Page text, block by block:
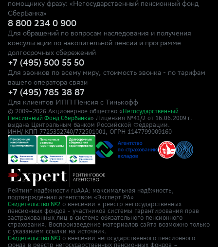
помощнику фразу: «Негосударственный пенсионный фонд
СберБанка»
8 800 234 0 900
Для обращений по вопросам наследования и получения
консультации по накопительной пенсии и программе
долгосрочных сбережений
+7 (495) 500 55 50
Для звонков по всему миру, стоимость звонка - по тарифам
вашего оператора связи
+7 (495) 785 38 87
Для клиентов ИПП Пенсия с Тинькофф
© 2009–2026 Акционерное общество « Негосударственный
Пенсионный Фонд Сбербанка» Лицензия №41/2 от 16.06.2009 г.
выдана Центральным банком Российской Федерации.
ИНН/ КПП 7725352740/772501001, ОГРН 1147799009160
Рейтинг надёжности ruAAA: максимальная надёжность,
подтверждённая агентством «Эксперт РА»
Свидетельство №2 о внесении в реестр негосударственных
пенсионных фондов - участников системы гарантирования прав
застрахованных лиц в системе обязательного пенсионного
страхования. Воспроизведение материалов сайта возможно только
с указанием ссылки на источник.
Свидетельство №3 о внесении негосударственного пенсионного
фонда в реестр негосударственных пенсионных фондов –